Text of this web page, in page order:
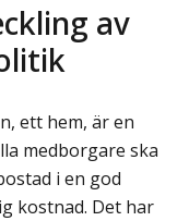
av
ett hem, är en
medborgare ska
i en god
kostnad. Det har